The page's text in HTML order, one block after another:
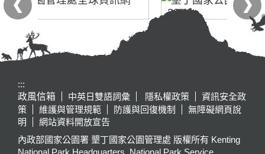
:::
政風信箱
中英日雙語詞彙 隱私權政策
資訊安全政
策
維護與管理規範 防護與回復機制
無障礙網頁說
明
網站資料開放宣告
內政部國家公園署 墾丁國家公園管理處 版權所有 Kenting
National Park Headquarters, National Park Service,